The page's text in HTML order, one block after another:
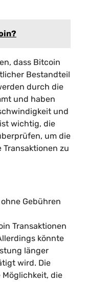
dass Bitcoin
Bestandteil
durch die
und haben
und
wichtig, die
um die
zu
Gebühren
Transaktionen
könnte
länger
wird. Die
Möglichkeit, die